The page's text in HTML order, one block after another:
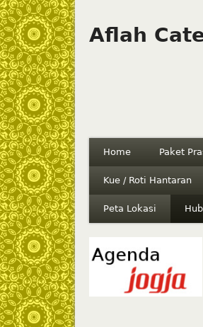
Aflah
Home Paket
Kue / Roti Hantaran
Peta Lokasi